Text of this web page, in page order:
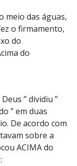
meio das águas,
o firmamento,
do
do
” dividiu ”
” em duas
De acordo com
sobre a
ACIMA do